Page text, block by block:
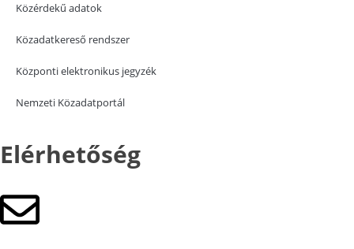
Közérdekű adatok
Közadatkereső rendszer
Központi elektronikus jegyzék
Nemzeti Közadatportál
Elérhetőség